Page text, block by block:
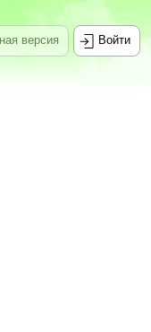
версия Войти